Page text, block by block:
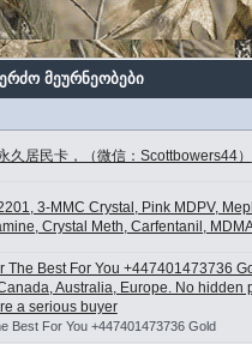
მეურნეობები
久居民卡，（微信：Scottbowers44）
3-MMC Crystal, Pink MDPV,
Crystal Meth, Carfentanil,
The Best For You +447401473736
Australia, Europe. No hidden
a serious buyer
Best For You +447401473736 Gold